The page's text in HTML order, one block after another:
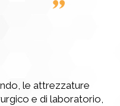
le attrezzature
e di laboratorio,